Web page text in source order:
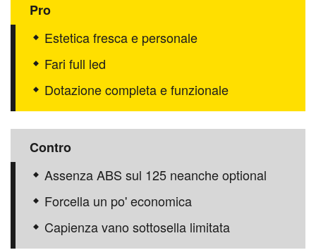
Pro
Estetica fresca e personale
Fari full led
Dotazione completa e funzionale
Contro
Assenza ABS sul 125 neanche optional
Forcella un po' economica
Capienza vano sottosella limitata